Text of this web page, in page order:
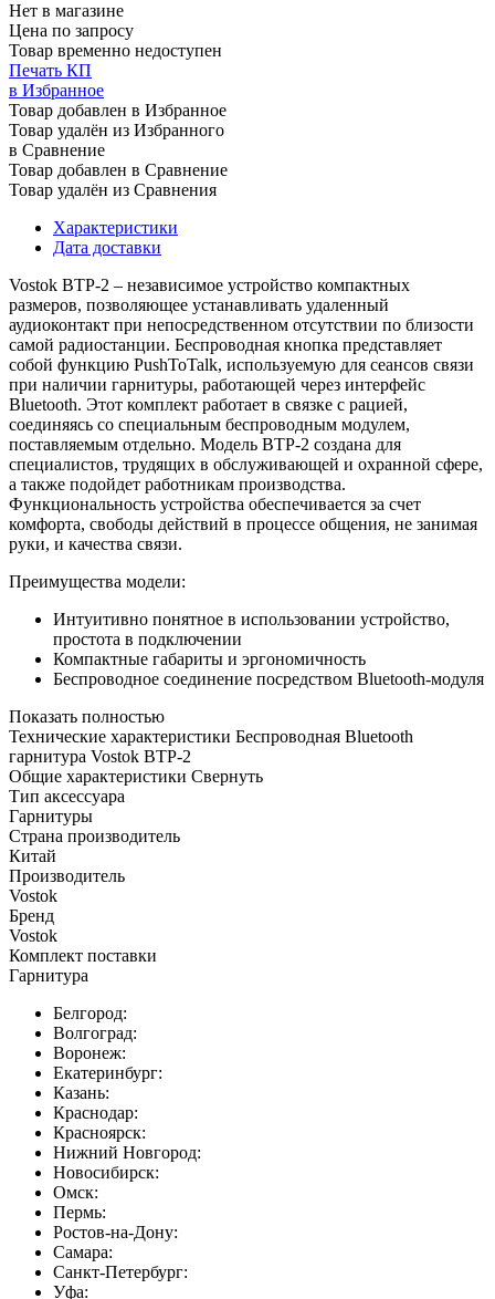
Нет в магазине
Цена по запросу
Товар временно недоступен
Печать КП
в Избранное
Товар добавлен в Избранное
Товар удалён из Избранного
в Сравнение
Товар добавлен в Сравнение
Товар удалён из Сравнения
Характеристики
Дата доставки
Vostok BTP-2 – независимое устройство компактных
размеров, позволяющее устанавливать удаленный
аудиоконтакт при непосредственном отсутствии по близости
самой радиостанции. Беспроводная кнопка представляет
собой функцию PushToTalk, используемую для сеансов связи
при наличии гарнитуры, работающей через интерфейс
Bluetooth. Этот комплект работает в связке с рацией,
соединяясь со специальным беспроводным модулем,
поставляемым отдельно. Модель BTP-2 создана для
специалистов, трудящих в обслуживающей и охранной сфере,
а также подойдет работникам производства.
Функциональность устройства обеспечивается за счет
комфорта, свободы действий в процессе общения, не занимая
руки, и качества связи.
Преимущества модели:
Интуитивно понятное в использовании устройство,
простота в подключении
Компактные габариты и эргономичность
Беспроводное соединение посредством Bluetooth-модуля
Показать полностью
Технические характеристики Беспроводная Bluetooth
гарнитура Vostok BTP-2
Общие характеристики Свернуть
Тип аксессуара
Гарнитуры
Страна производитель
Китай
Производитель
Vostok
Бренд
Vostok
Комплект поставки
Гарнитура
Белгород:
Волгоград:
Воронеж:
Екатеринбург:
Казань:
Краснодар:
Красноярск:
Нижний Новгород:
Новосибирск:
Омск:
Пермь:
Ростов-на-Дону:
Самара:
Санкт-Петербург:
Уфа: